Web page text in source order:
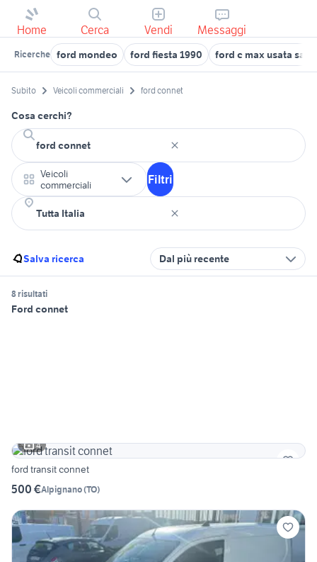
Home Cerca Vendi Messaggi
Ricerche ford mondeo ford fiesta 1990 ford c max usata
Subito Veicoli commerciali ford connet
Cosa cerchi?
Veicoli
commerciali
Filtri
Salva ricerca Dal più recente
8 risultati
Ford connet
4
ford transit connet
500 €Alpignano(TO)